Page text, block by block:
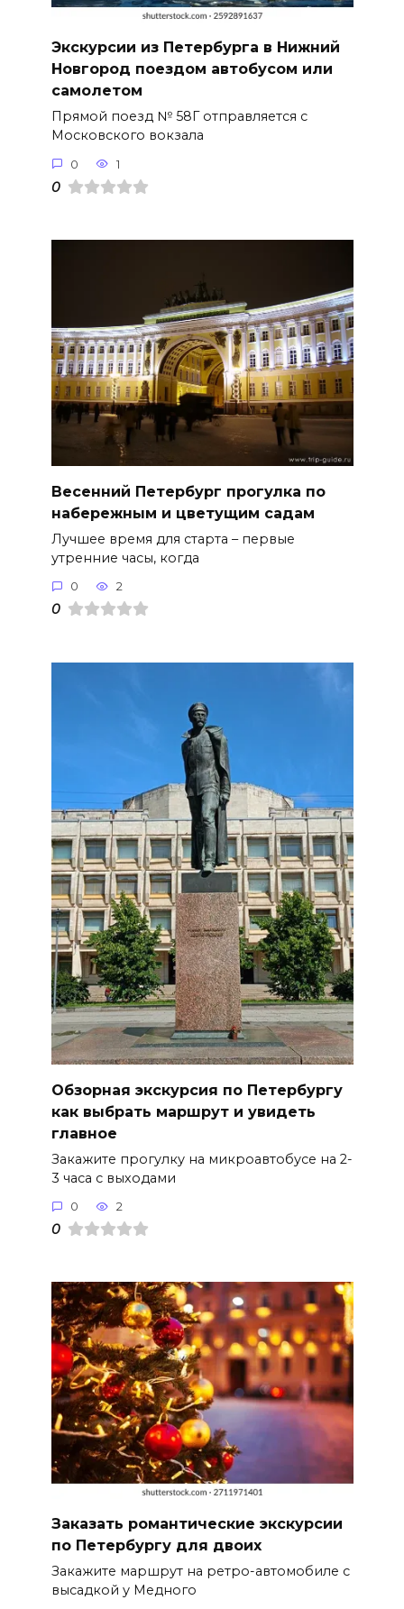
Экскурсии из Петербурга в Нижний
Новгород поездом автобусом или
самолетом
Прямой поезд № 58Г отправляется с
Московского вокзала
0 1
0
Весенний Петербург прогулка по
набережным и цветущим садам
Лучшее время для старта – первые
утренние часы, когда
0 2
0
Обзорная экскурсия по Петербургу
как выбрать маршрут и увидеть
главное
Закажите прогулку на микроавтобусе на 2-
3 часа с выходами
0 2
0
Заказать романтические экскурсии
по Петербургу для двоих
Закажите маршрут на ретро-автомобиле с
высадкой у Медного